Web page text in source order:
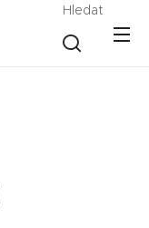
Hledat